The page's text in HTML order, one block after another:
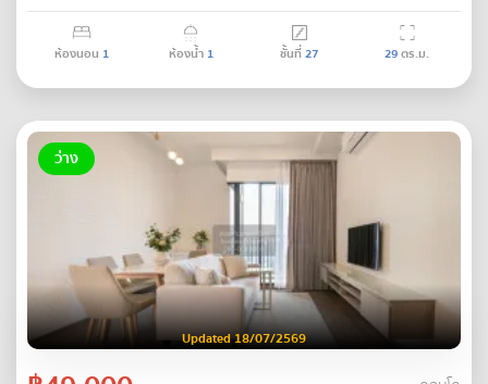
ห้องนอน 1 ห้องน้ำ 1 ชั้นที่27 29ตร.ม.
ว่าง
Updated 18/07/2569